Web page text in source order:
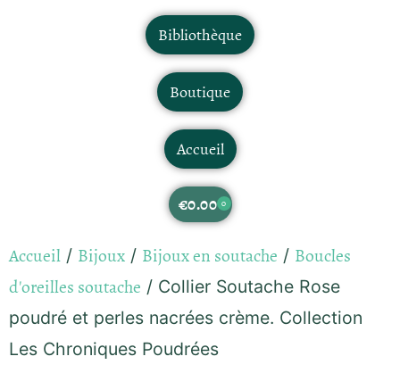
Bibliothèque
Boutique
Accueil
€0.00 0
Accueil / Bijoux / Bijoux en soutache / Boucles
d'oreilles soutache / Collier Soutache Rose
poudré et perles nacrées crème. Collection
Les Chroniques Poudrées